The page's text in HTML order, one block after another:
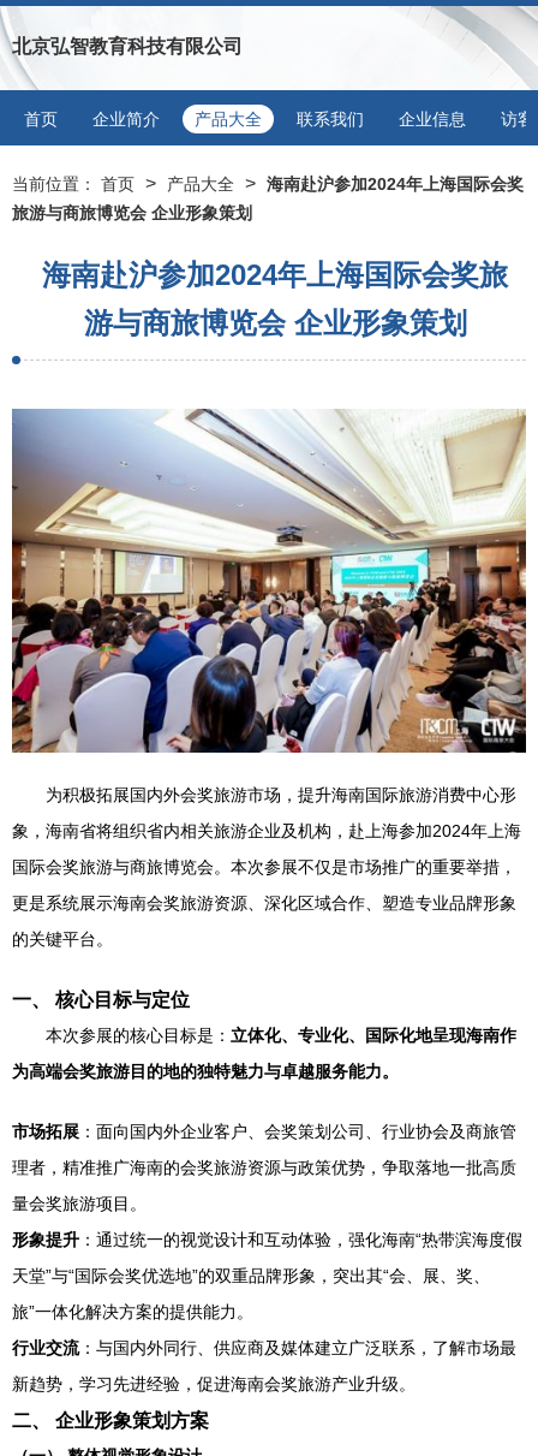
北京弘智教育科技有限公司
首页 企业简介 产品大全 联系我们 企业信息 访客
当前位置： 首页 > 产品大全 > 海南赴沪参加2024年上海国际会奖
旅游与商旅博览会 企业形象策划
海南赴沪参加2024年上海国际会奖旅
游与商旅博览会 企业形象策划
为积极拓展国内外会奖旅游市场，提升海南国际旅游消费中心形
象，海南省将组织省内相关旅游企业及机构，赴上海参加2024年上海
国际会奖旅游与商旅博览会。本次参展不仅是市场推广的重要举措，
更是系统展示海南会奖旅游资源、深化区域合作、塑造专业品牌形象
的关键平台。
一、 核心目标与定位
本次参展的核心目标是： 立体化、专业化、国际化地呈现海南作
为高端会奖旅游目的地的独特魅力与卓越服务能力。
市场拓展 ：面向国内外企业客户、会奖策划公司、行业协会及商旅管
理者，精准推广海南的会奖旅游资源与政策优势，争取落地一批高质
量会奖旅游项目。
形象提升 ：通过统一的视觉设计和互动体验，强化海南“热带滨海度假
天堂”与“国际会奖优选地”的双重品牌形象，突出其“会、展、奖、
旅”一体化解决方案的提供能力。
行业交流：与国内外同行、供应商及媒体建立广泛联系，了解市场最
新趋势，学习先进经验，促进海南会奖旅游产业升级。
二、 企业形象策划方案